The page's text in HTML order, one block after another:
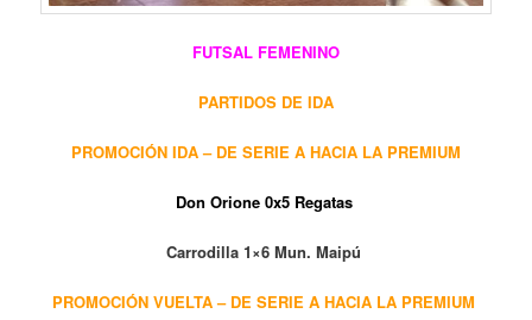
FUTSAL FEMENINO
PARTIDOS DE IDA
PROMOCIÓN IDA – DE SERIE A HACIA LA PREMIUM
Don Orione 0x5 Regatas
Carrodilla 1×6 Mun. Maipú
PROMOCIÓN VUELTA – DE SERIE A HACIA LA PREMIUM